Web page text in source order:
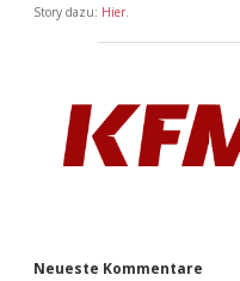
Story dazu: Hier
Neueste Kommentare